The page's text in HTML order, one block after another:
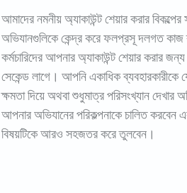
আমাদের নমনীয় অ্যাকাউন্ট শেয়ার করার
অভিযানগুলিকে কেন্দ্র করে ফলপ্রসূ দলগত
কর্মচারিদের আপনার অ্যাকাউন্ট শেয়ার করার
সেকেন্ড লাগে। আপনি একাধিক ব্যবহারকারীকে
ক্ষমতা দিয়ে অথবা শুধুমাত্র পরিসংখ্যান দেখার
আপনার অভিযানের পরিকল্পনাকে চালিত করবেন
বিষয়টিকে আরও সহজতর করে তুলবেন।